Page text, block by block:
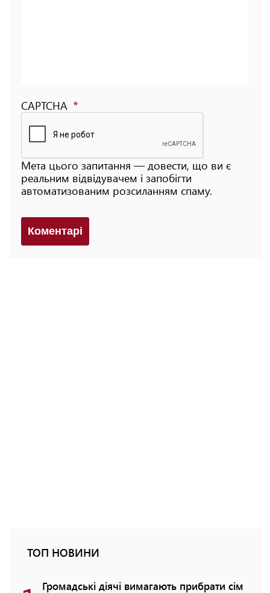
CAPTCHA
Мета цього запитання — довести, що ви є
реальним відвідувачем і запобігти
автоматизованим розсиланням спаму.
Коментарi
ТОП НОВИНИ
Громадські діячі вимагають прибрати сім